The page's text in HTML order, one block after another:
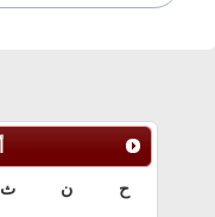
ح ن ث